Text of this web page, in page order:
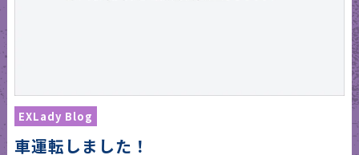
EXLady Blog
車運転しました！